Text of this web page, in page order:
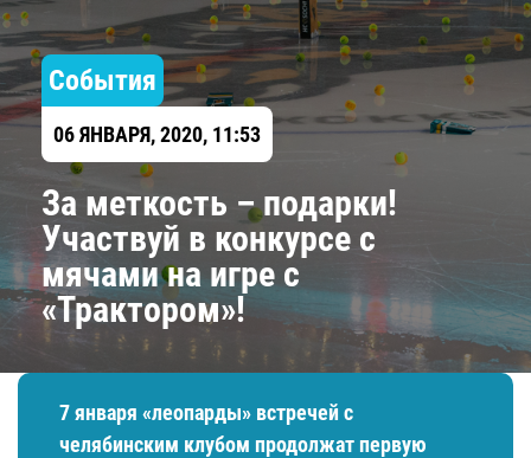
События
06 ЯНВАРЯ, 2020, 11:53
За меткость – подарки!
Участвуй в конкурсе с
мячами на игре с
«Трактором»!
7 января «леопарды» встречей с
челябинским клубом продолжат первую